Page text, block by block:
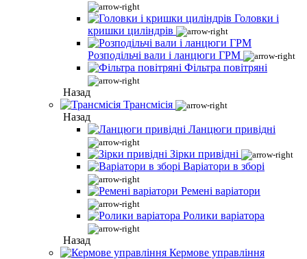
Головки і
кришки циліндрів
Розподільчі вали і ланцюги ГРМ
Фільтра повітряні
Назад
Трансмісія
Назад
Ланцюги привідні
Зірки привідні
Варіатори в зборі
Ремені варіатори
Ролики варіатора
Назад
Кермове управління